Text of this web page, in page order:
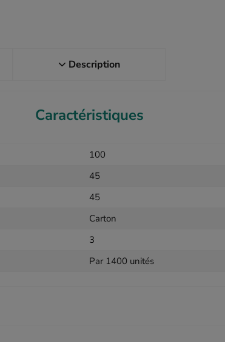
Description
Caractéristiques
100
45
45
Carton
3
Par 1400 unités